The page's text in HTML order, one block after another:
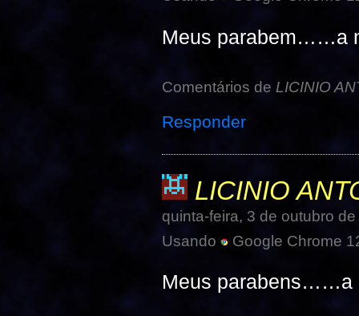
Meus parabem……a
Comentários de LICINIO
Responder
LICINIO
quinta-feira, 3 de outubro
Usando
Google Chrome
Meus parabens……a